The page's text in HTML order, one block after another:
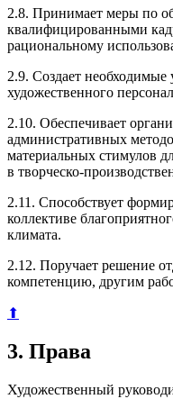
2.8. Принимает меры по
квалифицированными
рациональному
2.9. Создает необходимые
художественного
2.10. Обеспечивает
административных
материальных стимулов
в творческо-
2.11. Способствует
коллективе
климата.
2.12. Поручает решение
компетенцию, другим
⬆
3. Права
Художественный